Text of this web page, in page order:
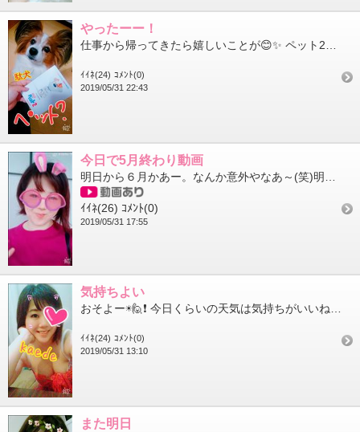
やったーー！
ｲｲﾈ(24) ｺﾒﾝﾄ(0)
2019/05/31 22:43
今日で5月終わり動画
ｲｲﾈ(26) ｺﾒﾝﾄ(0)
2019/05/31 17:55
気持ちよい
ｲｲﾈ(24) ｺﾒﾝﾄ(0)
2019/05/31 13:10
また明日